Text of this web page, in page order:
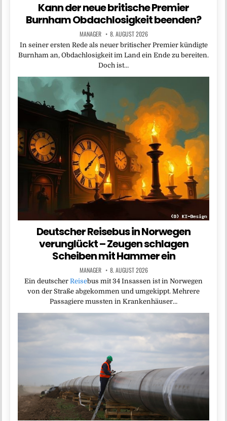
Kann der neue britische Premier
Burnham Obdachlosigkeit beenden?
MANAGER 8. AUGUST 2026
In seiner ersten Rede als neuer britischer Premier kündigte
Burnham an, Obdachlosigkeit im Land ein Ende zu bereiten.
Doch ist…
Deutscher Reisebus in Norwegen
verunglückt – Zeugen schlagen
Scheiben mit Hammer ein
MANAGER 8. AUGUST 2026
Ein deutscher Reisebus mit 34 Insassen ist in Norwegen
von der Straße abgekommen und umgekippt. Mehrere
Passagiere mussten in Krankenhäuser…